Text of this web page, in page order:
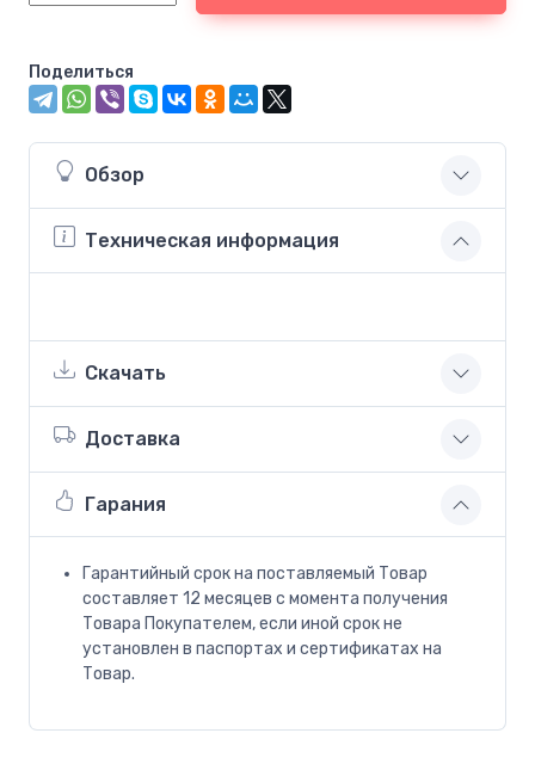
Поделиться
Обзор
Техническая информация
Скачать
Доставка
Гарания
Гарантийный срок на поставляемый Товар
составляет 12 месяцев с момента получения
Товара Покупателем, если иной срок не
установлен в паспортах и сертификатах на
Товар.